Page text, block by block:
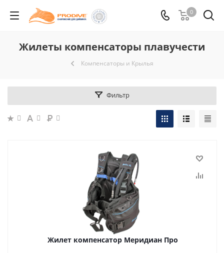
0
Жилеты компенсаторы плавучести
Компенсаторы и Крылья
Фильтр
Жилет компенсатор Меридиан Про